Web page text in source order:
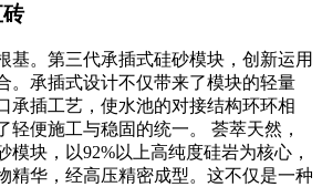
基。第三代承插式硅砂模块，创新运用
。承插式设计不仅带来了模块的轻量
承插工艺，使水池的对接结构环环相
轻便施工与稳固的统一。 荟萃天然，
模块，以92%以上高纯度硅岩为核心，
精华，经高压精密成型。这不仅是一种